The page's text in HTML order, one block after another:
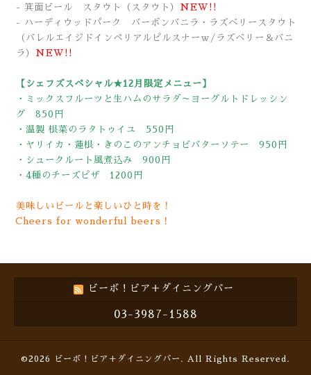
- 箕面ビール スタウト（スタウト） NEW!!
- ハーディウッドパーク バーボンバニラ・ラズベリースタウト
（バレルエイジドインペリアルピルスナーｗ/ラズベリー＆バニ
ラ） NEW!!
【シェフズスペシャル★12月限定メニュー】
・ミックスフルーツと生ハムのサラダ～ヨーグルトドレッシン
グ 850円
・温製 根菜のラタトゥイユ 550円
・ヤリイカ・蓮根・きのこのアンチョビバターソテー 950円
・シュークルート風煮込み 900円
・4種のチーズピザ 1200円
美味しいビールと楽しいひと時を！
Cheers for wonderful beers！
ビーボ！ビア＋ダイニングバー
03-3987-1588
©2026 ビーボ！ビア＋ダイニングバー . All Rights Reserved.